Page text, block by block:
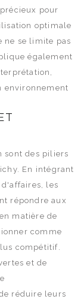
pour
optimale
ne se limite pas
également
environnement
sont des piliers
En intégrant
les
répondre aux
matière de
comme
compétitif.
et de
réduire leurs